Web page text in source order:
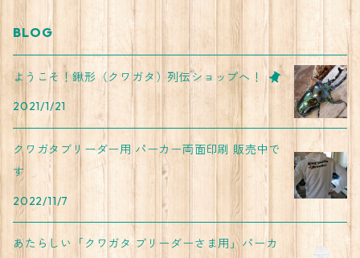
BLOG
ようこそ！鍬形（クワガタ）列伝ショップへ！
2021/1/21
クワガタブリーダー用 パーカー両面印刷 販売中で
す
2022/11/7
あたらしい「クワガタ ブリーダーさま用」パーカ